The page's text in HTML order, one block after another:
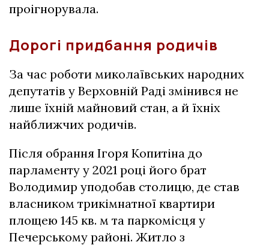
проігнорувала.
Дорогі придбання родичів
За час роботи миколаївських народних
депутатів у Верховній Раді змінився не
лише їхній майновий стан, а й їхніх
найближчих родичів.
Після обрання Ігоря Копитіна до
парламенту у 2021 році його брат
Володимир уподобав столицю, де став
власником трикімнатної квартири
площею 145 кв. м та паркомісця у
Печерському районі. Житло з